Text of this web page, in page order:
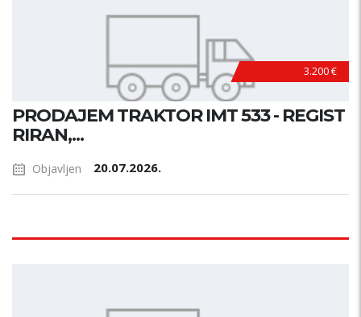
3.200 €
PRODAJEM TRAKTOR IMT 533 - REGIST
RIRAN,...
Objavljen 20.07.2026.